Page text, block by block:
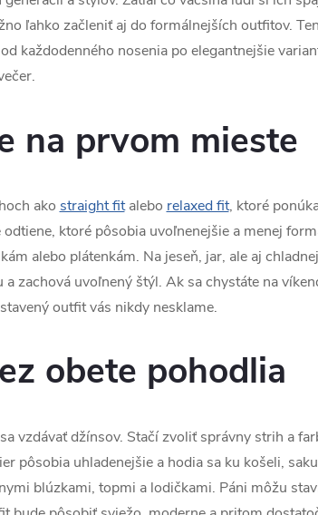
ľahko začleniť aj do formálnejších outfitov.
každodenného nosenia po elegantnejšie
na prvom mieste
ako straight fitalebo relaxed fit, ktoré
ktoré pôsobia uvoľnenejšie a menej
alebo plátenkám. Na jeseň, jar, ale aj
zachová uvoľnený štýl. Ak sa chystáte na
outfit vás nikdy nesklame.
obete pohodlia
vzdávať džínsov. Stačí zvoliť správny strih a
pôsobia uhladenejšie a hodia sa ku košeli,
blúzkami, topmi a lodičkami. Páni môžu